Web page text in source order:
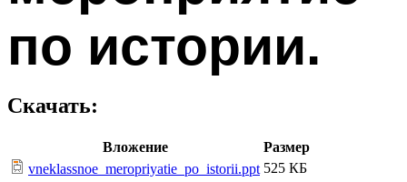
по истории.
Скачать:
Вложение
Размер
vneklassnoe_meropriyatie_po_istorii.ppt 525 КБ